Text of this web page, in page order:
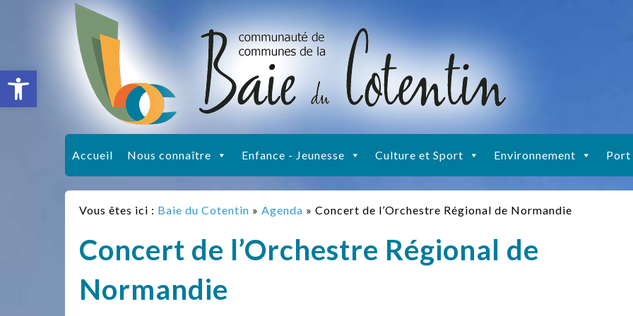
Ouvrir la barre d’outils
Accueil Nous connaître Enfance - Jeunesse Culture et Sport Environnement Port
Vous êtes ici : Baie du Cotentin » Agenda » Concert de l’Orchestre Régional de Normandie
Concert de l’Orchestre Régional de
Normandie